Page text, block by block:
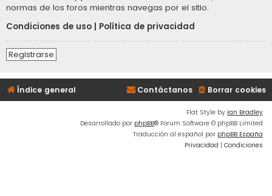
normas de los foros mientras navegas por el sitio.
Condiciones de uso
Política de privacidad
Registrarse
Índice general Borrar cookies
Contáctanos
Flat Style by Ian Bradley
Desarrollado por phpBB® Forum Software © phpBB Limited
Traducción al español por phpBB España
Privacidad | Condiciones